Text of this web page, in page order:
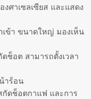
องศาเซลเซียส และแสดง
ข้า ขนาดใหญ่ มองเห็น
ช็อต สามารถตั้งเวลา
าร้อน
ดช็อตกาแฟ และการ